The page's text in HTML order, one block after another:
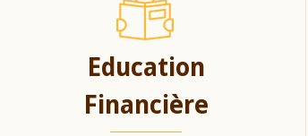
Education
Financière